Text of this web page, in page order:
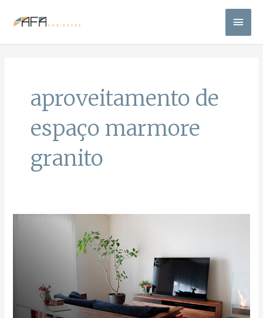
para
conteúdo
aproveitamento de
espaço marmore
granito
soluções